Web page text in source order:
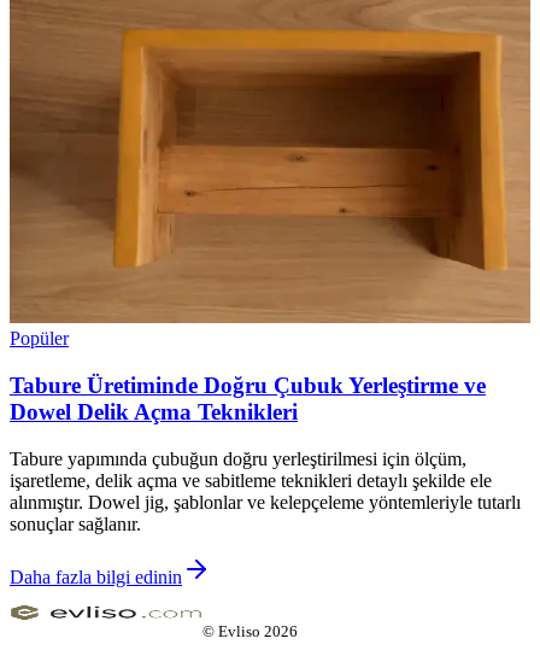
Popüler
Tabure Üretiminde Doğru Çubuk Yerleştirme ve
Dowel Delik Açma Teknikleri
Tabure yapımında çubuğun doğru yerleştirilmesi için ölçüm,
işaretleme, delik açma ve sabitleme teknikleri detaylı şekilde ele
alınmıştır. Dowel jig, şablonlar ve kelepçeleme yöntemleriyle tutarlı
sonuçlar sağlanır.
Daha fazla bilgi edinin
© Evliso 2026